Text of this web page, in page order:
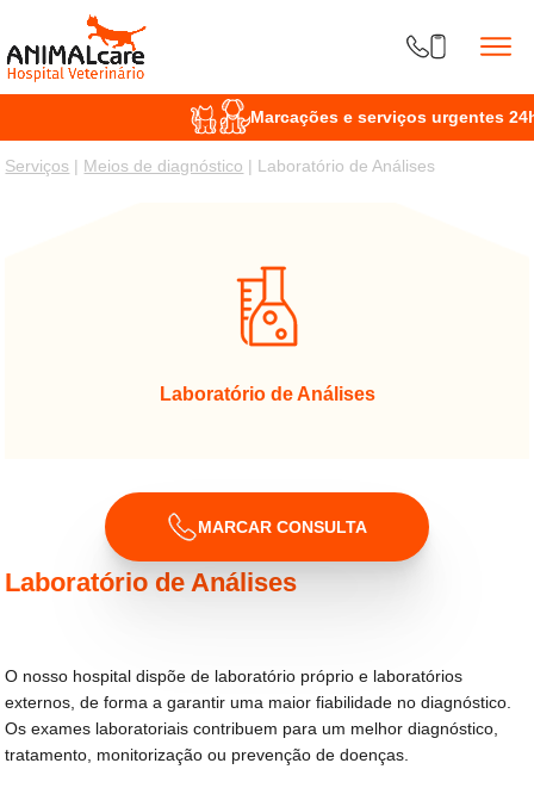
Marcações e serviços urgentes 24h
Serviços | Meios de diagnóstico | Laboratório de Análises
Laboratório de Análises
MARCAR CONSULTA
Laboratório de Análises
O nosso hospital dispõe de laboratório próprio e laboratórios
externos, de forma a garantir uma maior fiabilidade no diagnóstico.
Os exames laboratoriais contribuem para um melhor diagnóstico,
tratamento, monitorização ou prevenção de doenças.